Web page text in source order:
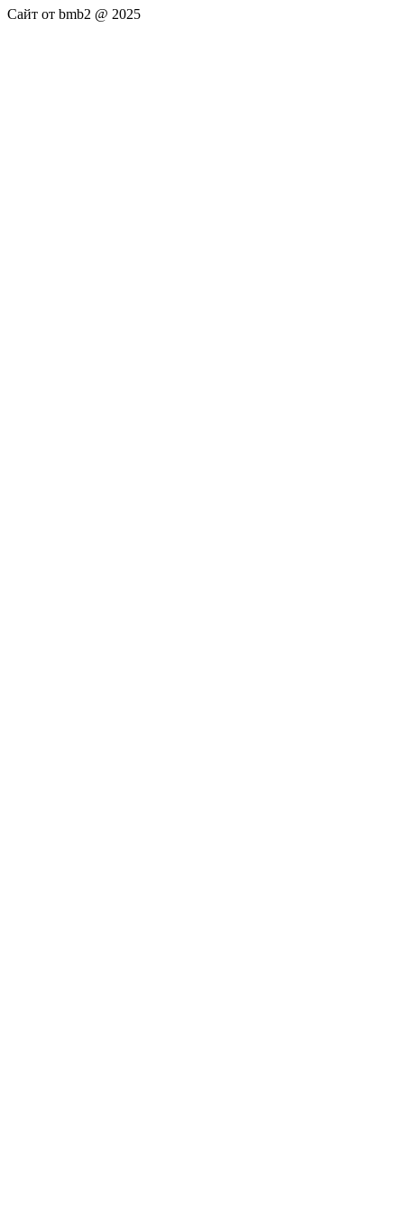
Сайт от bmb2 @ 2025